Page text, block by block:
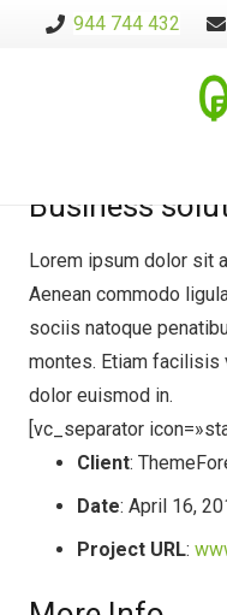
944 744 432
arrows=»always»
[vc_separator
Business
Lorem ipsum dolor sit
Aenean commodo
sociis natoque
montes. Etiam facilisis
dolor euismod in.
[vc_separator
Client:
Date: April 16,
Project URL: